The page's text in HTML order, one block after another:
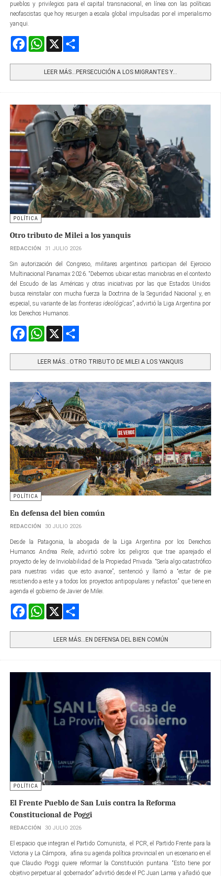
pueblos y privilegios para el capital transnacional, en línea con las políticas
neofascistas que hoy resurgen a escala global impulsadas por el imperialismo
yanqui.
FacebookWhatsApp
LEER MÁS…PERSECUCIÓN A LOS MIGRANTES Y...
POLÍTICA
Otro tributo de Milei a los yanquis
REDACCIÓN 31 JULIO 2026
Sin autorización del Congreso, militares argentinos participan del Ejercicio
Multinacional Panamax 2026. “Debemos ubicar estas maniobras en el contexto
del Escudo de las Américas y otras iniciativas por las que Estados Unidos
busca reinstalar con mucha fuerza la Doctrina de la Seguridad Nacional y, en
especial, su variante de las fronteras ideológicas”, advirtió la Liga Argentina por
los Derechos Humanos.
FacebookWhatsApp
LEER MÁS…OTRO TRIBUTO DE MILEI A LOS YANQUIS
POLÍTICA
En defensa del bien común
REDACCIÓN 30 JULIO 2026
Desde la Patagonia, la abogada de la Liga Argentina por los Derechos
Humanos Andrea Reile, advirtió sobre los peligros que trae aparejado el
proyecto de ley de Inviolabilidad de la Propiedad Privada. “Sería algo catastrófico
para nuestras vidas que esto avance”, sentenció y llamó a “estar de pie
resistiendo a este y a todos los proyectos antipopulares y nefastos” que tiene en
agenda el gobierno de Javier de Milei.
FacebookWhatsApp
LEER MÁS…EN DEFENSA DEL BIEN COMÚN
POLÍTICA
El Frente Pueblo de San Luis contra la Reforma
Constitucional de Poggi
REDACCIÓN 30 JULIO 2026
El espacio que integran el Partido Comunista, el PCR, el Partido Frente para la
Victoria y La Cámpora, afina su agenda política provincial en un escenario en el
que Claudio Poggi quiere reformar la Constitución puntana. “Esto tiene por
objetivo perpetuar al gobernador” advirtió desde el PC Juan Larrea y añadió que